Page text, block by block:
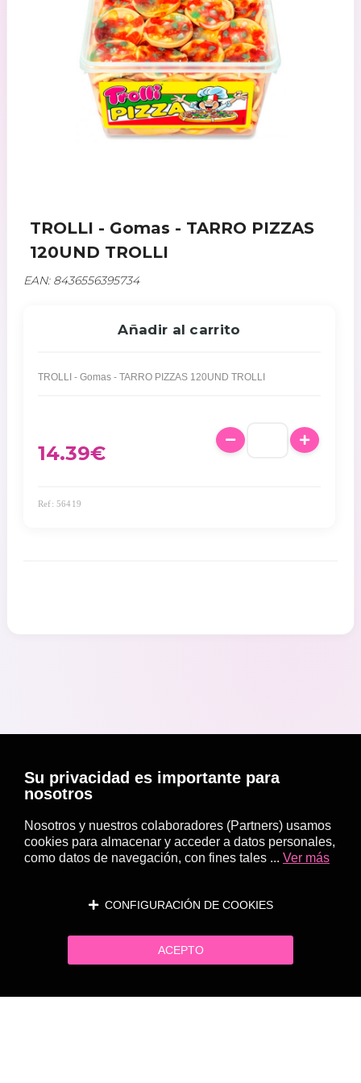
TROLLI - Gomas - TARRO PIZZAS
120UND TROLLI
EAN: 8436556395734
Añadir al carrito
TROLLI - Gomas - TARRO PIZZAS 120UND TROLLI
14.39€
Ref: 56419
Su privacidad es importante para
nosotros
Nosotros y nuestros colaboradores (Partners) usamos
cookies para almacenar y acceder a datos personales,
como datos de navegación, con fines tales ... Ver más
CONFIGURACIÓN DE COOKIES
ACEPTO